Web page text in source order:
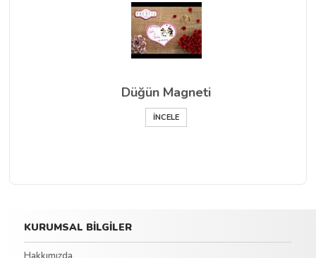
Düğün Magneti
İNCELE
KURUMSAL BİLGİLER